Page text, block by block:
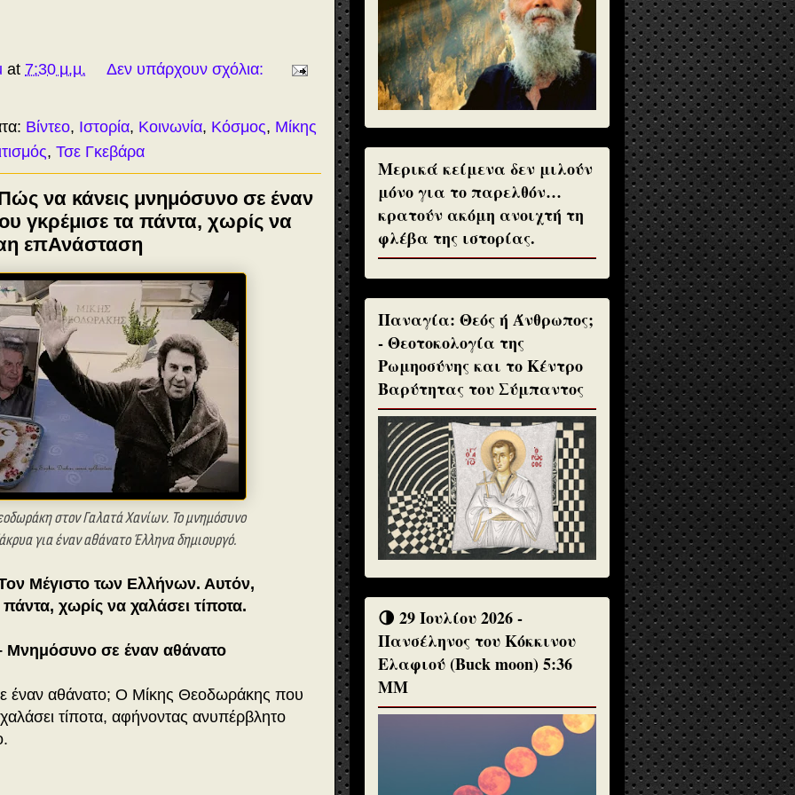
at 7:30 μ.μ. Δεν υπάρχουν σχόλια:
Βίντεο, Ιστορία, Κοινωνία, Κόσμος, Μίκης
, Τσε Γκεβάρα
να κάνεις μνημόσυνο σε έναν
γκρέμισε τα πάντα, χωρίς να
επΑνάσταση
στον Γαλατά Χανίων. Το μνημόσυνο
για έναν αθάνατο Έλληνα δημιουργό.
Μέγιστο των Ελλήνων. Αυτόν,
χωρίς να χαλάσει τίποτα.
σε έναν αθάνατο
έναν αθάνατο; Ο Μίκης Θεοδωράκης που
τίποτα, αφήνοντας ανυπέρβλητο
Μερικά κείμενα δεν μιλούν
μόνο για το παρελθόν…
κρατούν ακόμη ανοιχτή τη
φλέβα της ιστορίας.
Παναγία: Θεός ή Άνθρωπος;
- Θεοτοκολογία της
Ρωμηοσύνης και το Κέντρο
Βαρύτητας του Σύμπαντος
🌗 29 Ιουλίου 2026 -
Πανσέληνος του Κόκκινου
Ελαφιού (Buck moon) 5:36
ΜΜ